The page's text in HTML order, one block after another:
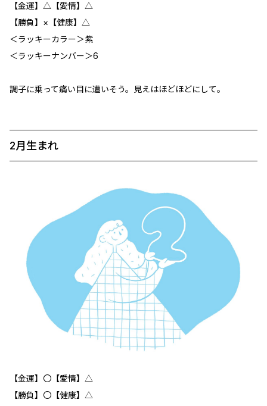
【金運】△【愛情】△
【勝負】×【健康】△
＜ラッキーカラー＞紫
＜ラッキーナンバー＞6
調子に乗って痛い目に遭いそう。見えはほどほどにして。
2月生まれ
【金運】〇【愛情】△
【勝負】〇【健康】△